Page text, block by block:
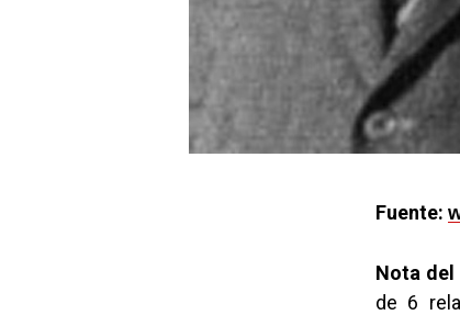
Fuente:
Nota del
de 6